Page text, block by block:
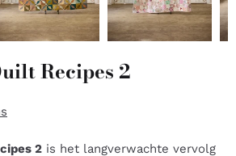
Recipes 2
2 is het langverwachte vervolg